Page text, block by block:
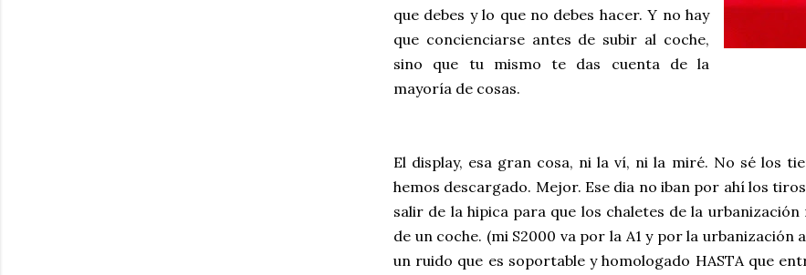
que debes y lo que no debes hacer. Y no hay
que concienciarse antes de subir al coche,
sino que tu mismo te das cuenta de la
mayoría de cosas.
El display, esa gran cosa, ni la ví, ni la miré. No sé los
hemos descargado. Mejor. Ese dia no iban por ahí los
salir de la hipica para que los chaletes de la
de un coche. (mi S2000 va por la A1 y por la urbanización
un ruido que es soportable y homologado HASTA que